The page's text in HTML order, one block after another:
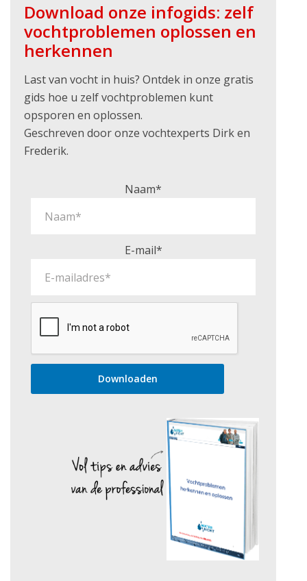
Download onze infogids: zelf
vochtproblemen oplossen en
herkennen
Last van vocht in huis? Ontdek in onze gratis
gids hoe u zelf vochtproblemen kunt
opsporen en oplossen.
Geschreven door onze vochtexperts Dirk en
Frederik.
Naam*
E-mail*